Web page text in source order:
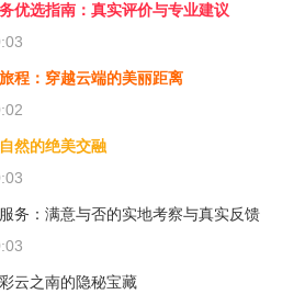
优选指南：真实评价与专业建议
程：穿越云端的美丽距离
然的绝美交融
务：满意与否的实地考察与真实反馈
云之南的隐秘宝藏